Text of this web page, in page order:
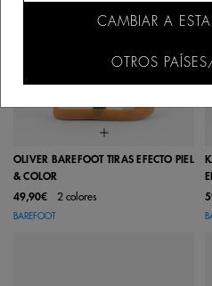
OLIVER BAREFOOT TIRAS EFECTO PIEL
& COLOR
49,90€
2 colores
BAREFOOT
CAMBIAR A
OTROS